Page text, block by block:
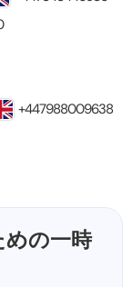
+447988009638
めの一時